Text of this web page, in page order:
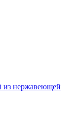
из нержавеющей